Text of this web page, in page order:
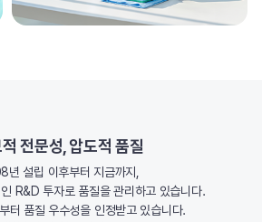
전문성, 압도적 품질
년 설립 이후부터 지금까지,
R&D 투자로 품질을 관리하고 있습니다.
터 품질 우수성을 인정받고 있습니다.